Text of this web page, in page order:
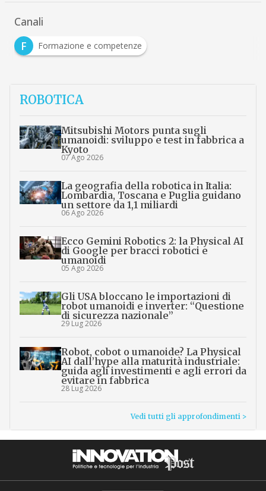
Canali
F
Formazione e competenze
ROBOTICA
Mitsubishi Motors punta sugli
umanoidi: sviluppo e test in fabbrica a
Kyoto
07 Ago 2026
La geografia della robotica in Italia:
Lombardia, Toscana e Puglia guidano
un settore da 1,1 miliardi
06 Ago 2026
Ecco Gemini Robotics 2: la Physical AI
di Google per bracci robotici e
umanoidi
05 Ago 2026
Gli USA bloccano le importazioni di
robot umanoidi e inverter: “Questione
di sicurezza nazionale”
29 Lug 2026
Robot, cobot o umanoide? La Physical
AI dall’hype alla maturità industriale:
guida agli investimenti e agli errori da
evitare in fabbrica
28 Lug 2026
Vedi tutti gli approfondimenti >